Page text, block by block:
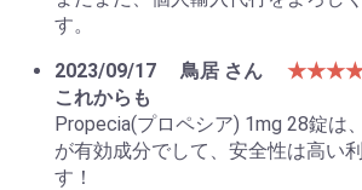
す。
2023/09/17
鳥居 さん
これからも
Propecia(プロペシア) 1mg 28錠は
が有効成分でして、安全性は高い
す！